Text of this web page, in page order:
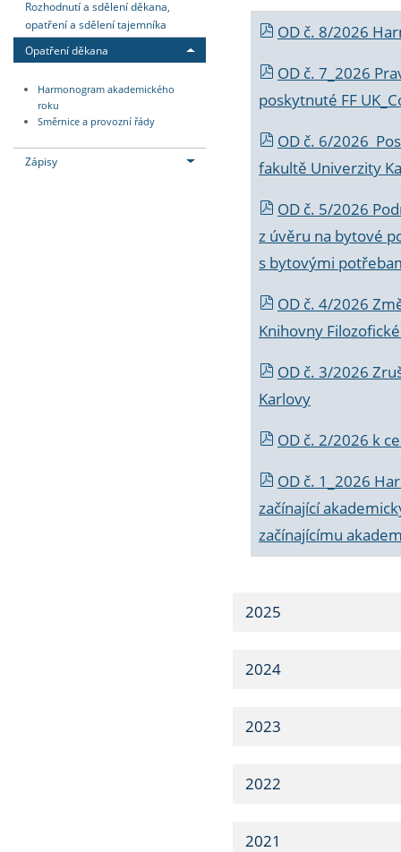
Rozhodnutí a sdělení děkana,
opatření a sdělení tajemníka
Opatření děkana
Harmonogram akademického
roku
Směrnice a provozní řády
Zápisy
OD č. 8/2026
OD č. 7_2026
poskytnuté FF
OD č. 6/2026
fakultě Univerzity
OD č. 5/2026
z úvěru na bytové
s bytovými
OD č. 4/2026
Knihovny
OD č. 3/2026
Karlovy
OD č. 2/2026 k
OD č. 1_2026
začínající
začínajícímu
2025
2024
2023
2022
2021